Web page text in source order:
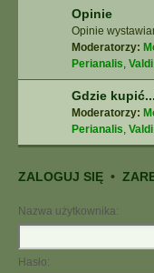
Opinie
Opinie
Moderatorzy:
Perianalis, Valdi
Gdzie
Moderatorzy:
Perianalis, Valdi
ZALOGUJ SIĘ •
Nazwa użytkownika:
Hasło: